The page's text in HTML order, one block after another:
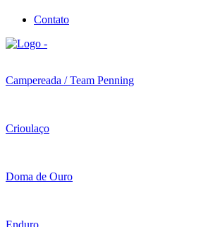
Contato
Campereada / Team Penning
Crioulaço
Doma de Ouro
Enduro